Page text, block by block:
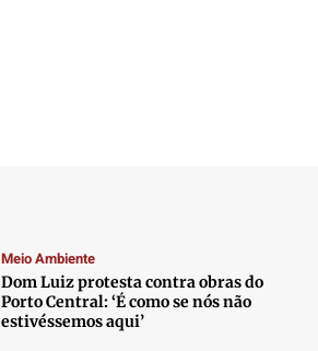
Meio Ambiente
Dom Luiz protesta contra obras do
Porto Central: ‘É como se nós não
estivéssemos aqui’